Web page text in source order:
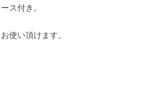
ス付き。
使い頂けます。